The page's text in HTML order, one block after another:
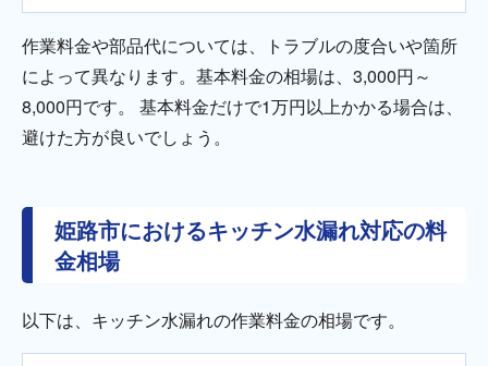
作業料金や部品代については、トラブルの度合いや箇所
によって異なります。基本料金の相場は、3,000円～
8,000円です。 基本料金だけで1万円以上かかる場合は、
避けた方が良いでしょう。
姫路市におけるキッチン水漏れ対応の料
金相場
以下は、キッチン水漏れの作業料金の相場です。